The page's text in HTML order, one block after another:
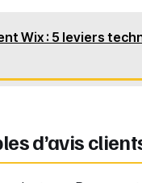
Wix : 5 leviers
d’avis